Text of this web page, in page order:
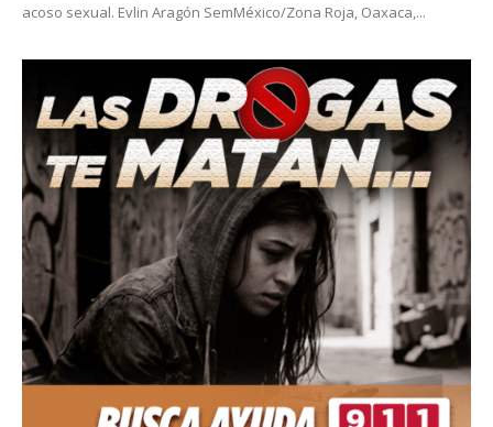
acoso sexual. Evlin Aragón SemMéxico/Zona Roja, Oaxaca,...